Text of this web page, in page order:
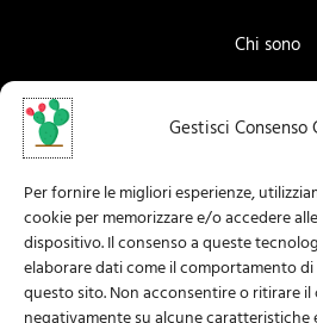
Gestisci Consenso
Per fornire le migliori esperienze,
cookie per memorizzare e/o accedere
dispositivo. Il consenso a queste
elaborare dati come il comportamento
questo sito. Non acconsentire o ritirare
Chi sono
Instagram
Privacy